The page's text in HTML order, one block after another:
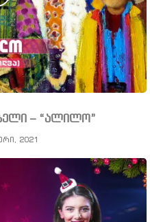
– “ალილო”
2021